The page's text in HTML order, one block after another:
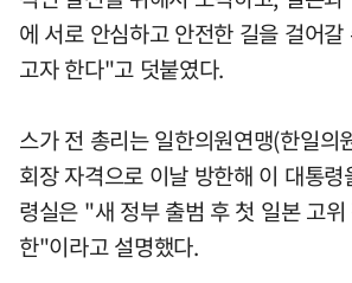
에 서로 안심하고 안전한 길을 걸어
고자 한다"고 덧붙였다.
스가 전 총리는 일한의원연맹(한일의
회장 자격으로 이날 방한해 이 대통
령실은 "새 정부 출범 후 첫 일본 고
한"이라고 설명했다.